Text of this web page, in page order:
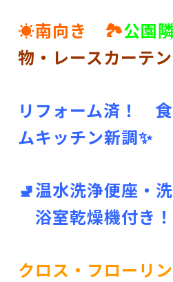
☀南向き 🏞公園
物・レースカーテ
リフォーム済！
ムキッチン新調✨
🚽温水洗浄便座・
浴室乾燥機付き！
クロス・フローリ